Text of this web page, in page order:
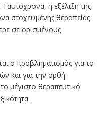
η εξέλιξη της
στοχευμένης θεραπείας
σε ορισμένους
ο προβληματισμός για το
και για την ορθή
μέγιστο θεραπευτικό